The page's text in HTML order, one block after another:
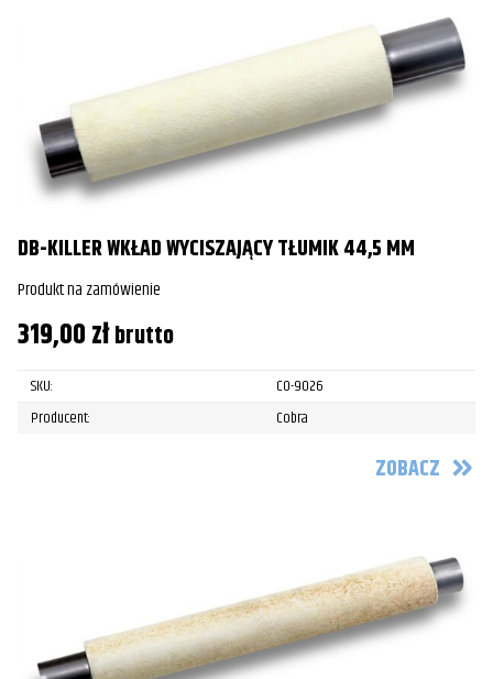
DB-KILLER WKŁAD WYCISZAJĄCY TŁUMIK 44,5 MM
Produkt na zamówienie
319,00złbrutto
SKU:
CO-9026
Producent:
Cobra
ZOBACZ